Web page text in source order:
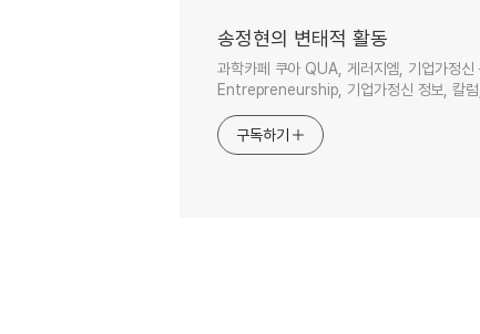
송정현의 변태적 활동
과학카페 쿠아 QUA, 게러지엠, 기업가정신
Entrepreneurship, 기업가정신 정보, 칼
구독하기